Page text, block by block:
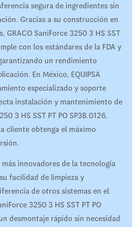
segura de ingredientes sin
Gracias a su construcción en
GRACO SaniForce 3250 3 HS SST
con los estándares de la FDA y
un rendimiento
En México, EQUIPSA
especializado y soporte
instalación y mantenimiento de
3 HS SST PT PO SP3B.0126,
cliente obtenga el máximo
más innovadores de la tecnología
facilidad de limpieza y
de otros sistemas en el
3250 3 HS SST PT PO
desmontaje rápido sin necesidad